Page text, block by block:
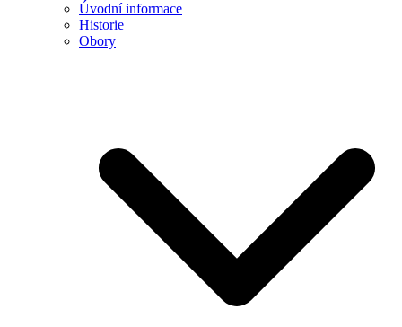
Úvodní informace
Historie
Obory